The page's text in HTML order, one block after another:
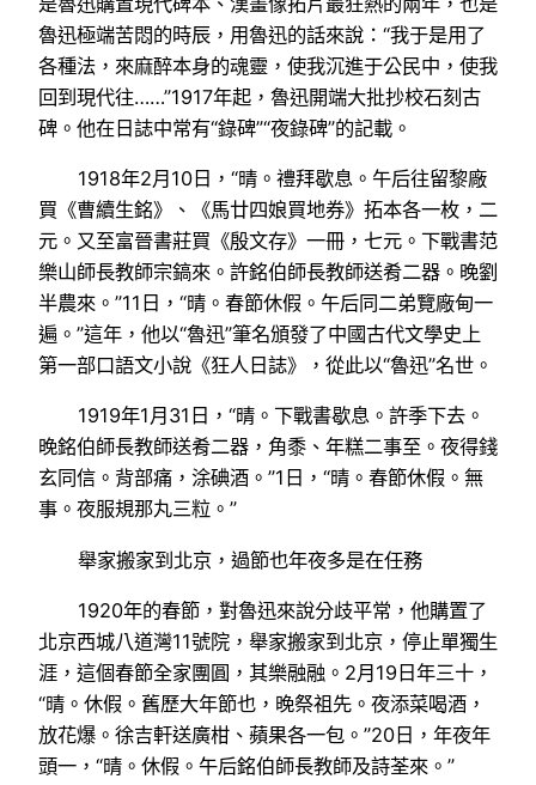
魯迅極端苦悶的時辰，用魯迅的話來說：“我于是用了
各種法，來麻醉本身的魂靈，使我沉進于公民中，使我
回到現代往……”1917年起，魯迅開端大批抄校石刻古
碑。他在日誌中常有“錄碑”“夜錄碑”的記載。
1918年2月10日，“晴。禮拜歇息。午后往留黎廠
買《曹續生銘》、《馬廿四娘買地券》拓本各一枚，二
元。又至富晉書莊買《殷文存》一冊，七元。下戰書范
樂山師長教師宗鎬來。許銘伯師長教師送肴二器。晚劉
半農來。”11日，“晴。春節休假。午后同二弟覽廠甸一
遍。”這年，他以“魯迅”筆名頒發了中國古代文學史上
第一部口語文小說《狂人日誌》，從此以“魯迅”名世。
1919年1月31日，“晴。下戰書歇息。許季下去。
晚銘伯師長教師送肴二器，角黍、年糕二事至。夜得錢
玄同信。背部痛，涂碘酒。”1日，“晴。春節休假。無
事。夜服規那丸三粒。”
舉家搬家到北京，過節也年夜多是在任務
1920年的春節，對魯迅來說分歧平常，他購置了
北京西城八道灣11號院，舉家搬家到北京，停止單獨生
涯，這個春節全家團圓，其樂融融。2月19日年三十，
“晴。休假。舊歷大年節也，晚祭祖先。夜添菜喝酒，
放花爆。徐吉軒送廣柑、蘋果各一包。”20日，年夜年
頭一，“晴。休假。午后銘伯師長教師及詩荃來。”